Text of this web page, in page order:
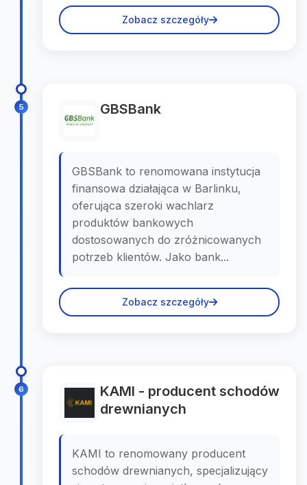
Zobacz szczegóły
5 GBSBank
GBSBank to renomowana instytucja
finansowa działająca w Barlinku,
oferująca szeroki wachlarz
produktów bankowych
dostosowanych do zróżnicowanych
potrzeb klientów. Jako bank...
Zobacz szczegóły
6
KAMI - producent schodów
drewnianych
KAMI to renomowany producent
schodów drewnianych, specjalizujący